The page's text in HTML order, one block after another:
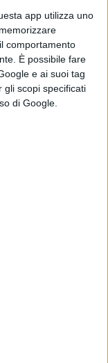
app utilizza uno
comportamento
È possibile fare
e ai suoi tag
gli scopi specificati
di Google.
il
la sezione
per
Dimartino